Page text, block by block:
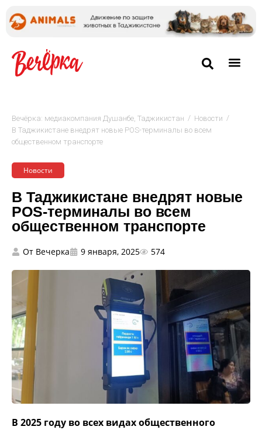
Вечёрка: медиакомпания Душанбе, Таджикистан / Новости /
В Таджикистане внедрят новые POS-терминалы во всем
общественном транспорте
Новости
В Таджикистане внедрят новые
POS-терминалы во всем
общественном транспорте
От Вечерка 9 января, 2025 574
В 2025 году во всех видах общественного